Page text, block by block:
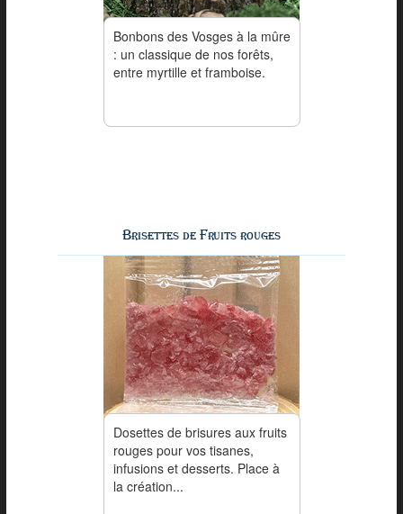
Bonbons des Vosges à la mûre
: un classique de nos forêts,
entre myrtille et framboise.
Brisettes de Fruits rouges
Dosettes de brisures aux fruits
rouges pour vos tisanes,
infusions et desserts. Place à
la création...